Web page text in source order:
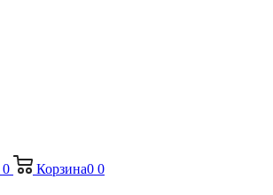
0 Корзина0 0